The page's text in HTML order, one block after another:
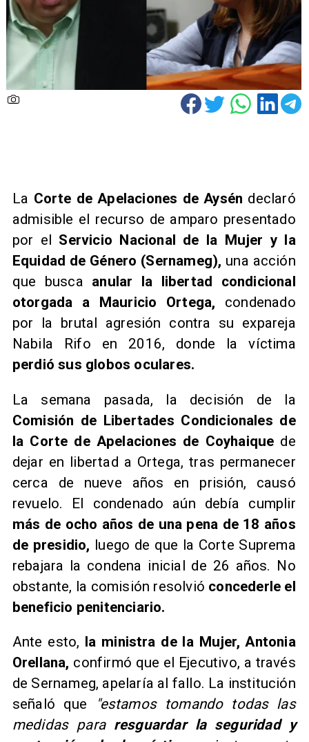
​La Corte de Apelaciones de Aysén declaró
admisible el recurso de amparo presentado
por el Servicio Nacional de la Mujer y la
Equidad de Género (Sernameg), una acción
que busca anular la libertad condicional
otorgada a Mauricio Ortega, condenado
por la brutal agresión contra su expareja
Nabila Rifo en 2016, donde la víctima
perdió sus globos oculares.
La semana pasada, la decisión de la
Comisión de Libertades Condicionales de
la Corte de Apelaciones de Coyhaique de
dejar en libertad a Ortega, tras permanecer
cerca de nueve años en prisión, causó
revuelo. El condenado aún debía cumplir
más de ocho años de una pena de 18 años
de presidio, luego de que la Corte Suprema
rebajara la condena inicial de 26 años. No
obstante, la comisión resolvió concederle el
beneficio penitenciario.
Ante esto,
la ministra de la Mujer, Antonia
Orellana, confirmó que el Ejecutivo, a través
de Sernameg, apelaría al fallo. La institución
señaló que
"estamos tomando todas las
medidas para resguardar la seguridad y